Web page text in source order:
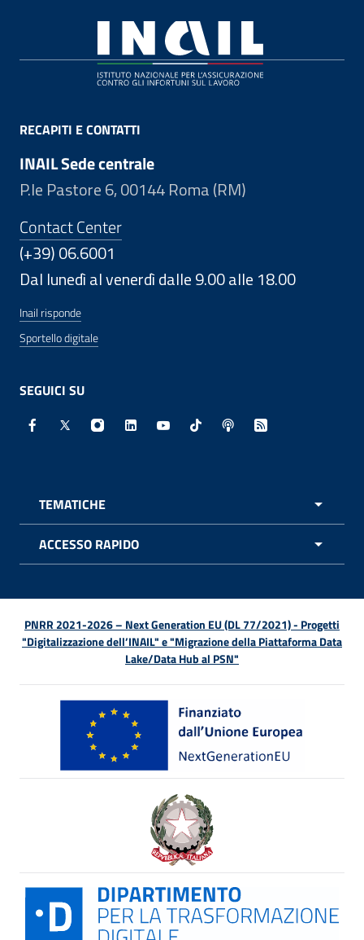
RECAPITI E CONTATTI
INAIL Sede centrale
P.le Pastore 6, 00144 Roma (RM)
Contact Center
(+39) 06.6001
Dal lunedì al venerdì dalle 9.00 alle 18.00
Inail risponde
Sportello digitale
SEGUICI SU
Facebook - Sito esterno - Apertura in nuova finestra
X - Sito esterno - Apertura in nuova finestra
Instagram - Sito esterno - Apertura in
Linkedin - Sito esterno - Apertura in
Youtube - Sito esterno -
TikTok - Sito esterno -
Spreaker - Sito
Feed RSS -
TEMATICHE
ACCESSO RAPIDO
PNRR 2021-2026 – Next Generation EU (DL 77/2021) - Progetti
"Digitalizzazione dell’INAIL" e "Migrazione della Piattaforma Data
Lake/Data Hub al PSN"